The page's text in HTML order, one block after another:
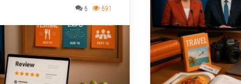
6 691